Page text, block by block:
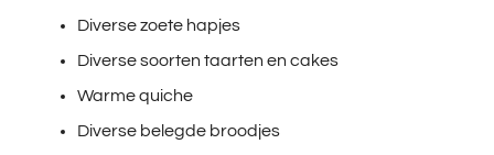
Diverse zoete hapjes
Diverse soorten taarten en cakes
Warme quiche
Diverse belegde broodjes